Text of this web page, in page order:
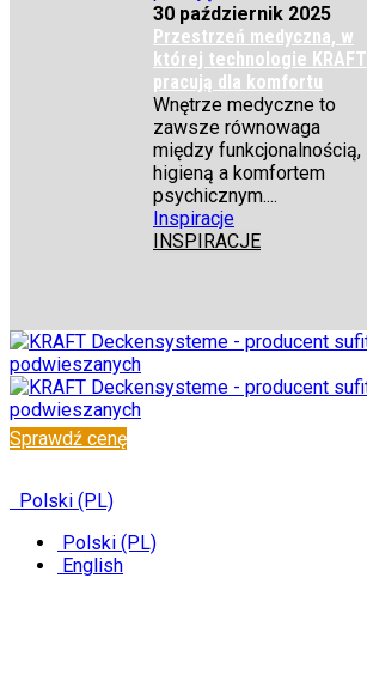
30 październik 2025
Przestrzeń medyczna, w
której technologie KRAFT
pracują dla komfortu
Wnętrze medyczne to
zawsze równowaga
między funkcjonalnością,
higieną a komfortem
psychicznym....
Inspiracje
INSPIRACJE
Sprawdź cenę
Polski (PL)
Polski (PL)
English